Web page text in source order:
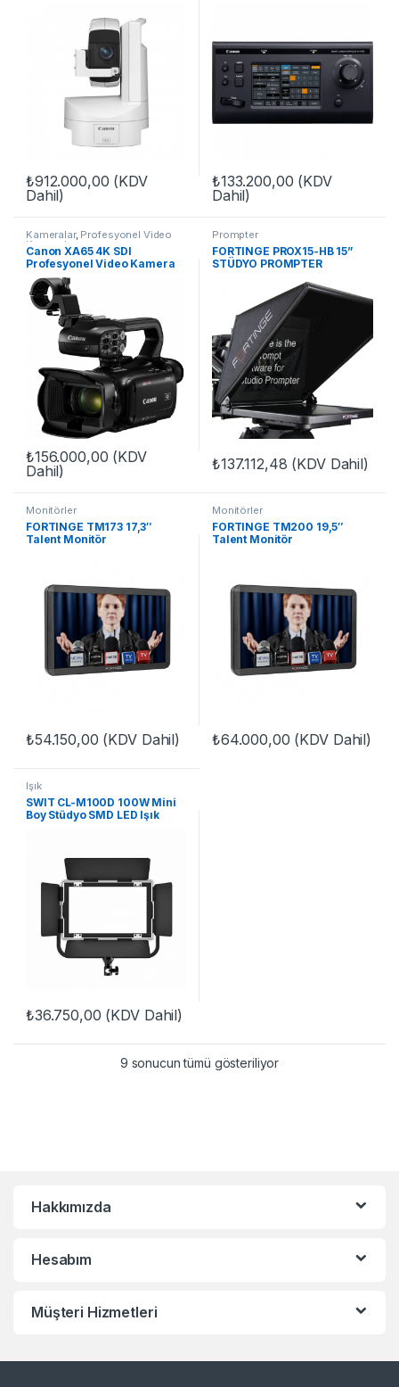
₺912.000,00 (KDV
Dahil)
₺133.200,00 (KDV
Dahil)
Kameralar, Profesyonel Video
Kameraları
Canon XA65 4K SDI
Profesyonel Video Kamera
₺156.000,00 (KDV
Dahil)
Prompter
FORTINGE PROX15-HB 15”
STÜDYO PROMPTER
₺137.112,48 (KDV Dahil)
Monitörler
FORTINGE TM173 17,3″
Talent Monitör
₺54.150,00 (KDV Dahil)
Monitörler
FORTINGE TM200 19,5″
Talent Monitör
₺64.000,00 (KDV Dahil)
Işık
SWIT CL-M100D 100W Mini
Boy Stüdyo SMD LED Işık
₺36.750,00 (KDV Dahil)
9 sonucun tümü gösteriliyor
Hakkımızda
Hesabım
Müşteri Hizmetleri